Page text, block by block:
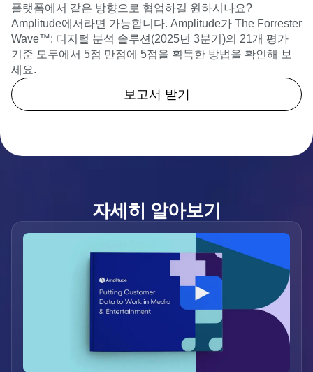
플랫폼에서 같은 방향으로 협업하길 원하시나요?
Amplitude에서라면 가능합니다. Amplitude가 The Forrester
Wave™: 디지털 분석 솔루션(2025년 3분기)의 21개 평가
기준 모두에서 5점 만점에 5점을 획득한 방법을 확인해 보
세요.
보고서 받기
자세히 알아보기